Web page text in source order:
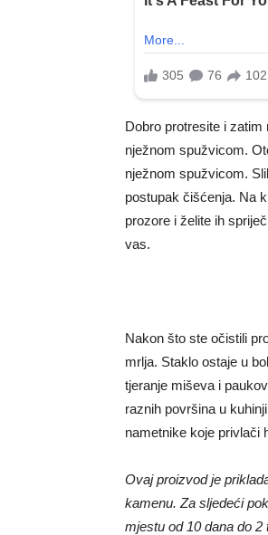
Dobro protresite i
nježnom spužvicom.
nježnom spužvicom.
postupak čišćenja. Na
prozore i želite ih
vas.
Nakon što ste očistili
mrlja. Staklo ostaje u
tjeranje miševa i
raznih površina u
nametnike koje privlači
Ovaj proizvod je
kamenu. Za sljedeći
mjestu od 10 dana do